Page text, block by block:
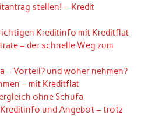
stellen! – Kredit
Kreditinfo mit Kreditflat
– der schnelle Weg zum
– Vorteil? und woher nehmen?
– mit Kreditflat
ohne Schufa
und Angebot – trotz